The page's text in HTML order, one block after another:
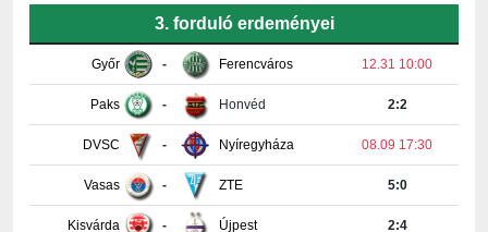
- Ferencváros
Paks Honvéd 2:2
DVSC Nyíregyháza 08.09 17:30
Vasas ZTE 5:0
Kisvárda Újpest 2:4
MTK PAFC 2:3